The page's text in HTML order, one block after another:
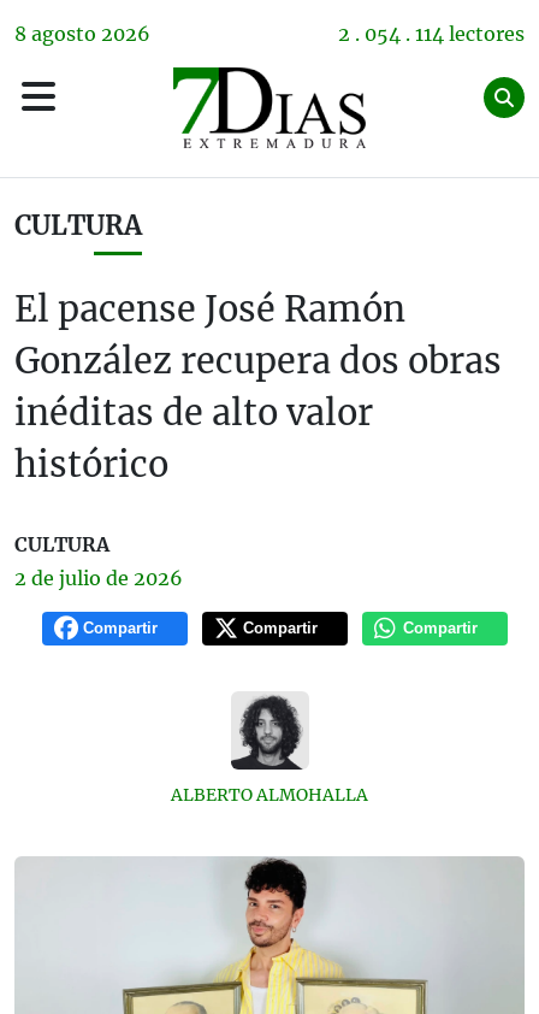
8 agosto 2026 2 . 054 . 114 lectores
CULTURA
El pacense José Ramón
González recupera dos obras
inéditas de alto valor
histórico
CULTURA
2 de julio de 2026
Compartir Compartir Compartir
ALBERTO ALMOHALLA